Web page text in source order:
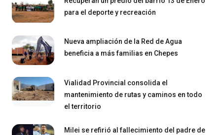
para el deporte y recreación
Nueva ampliación de la Red de Agua
beneficia a más familias en Chepes
Vialidad Provincial consolida el
mantenimiento de rutas y caminos en todo
el territorio
Milei se refirió al fallecimiento del padre de